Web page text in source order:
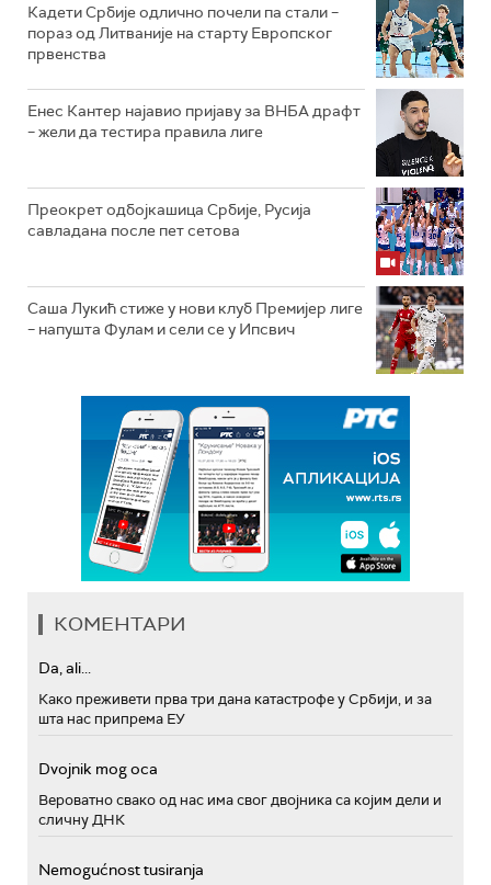
Кадети Србије одлично почели па стали –
пораз од Литваније на старту Европског
првенства
Енес Кантер најавио пријаву за ВНБА драфт
– жели да тестира правила лиге
Преокрет одбојкашица Србије, Русија
савладана после пет сетова
Саша Лукић стиже у нови клуб Премијер лиге
– напушта Фулам и сели се у Ипсвич
КОМЕНТАРИ
Da, ali...
Како преживети прва три дана катастрофе у Србији, и за
шта нас припрема ЕУ
Dvojnik mog oca
Вероватно свако од нас има свог двојника са којим дели и
сличну ДНК
Nemogućnost tusiranja